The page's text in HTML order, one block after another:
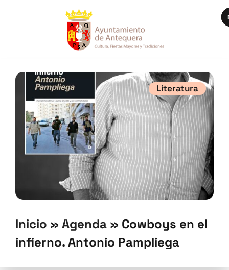
Literatura
Inicio » Agenda » Cowboys en el
infierno. Antonio Pampliega